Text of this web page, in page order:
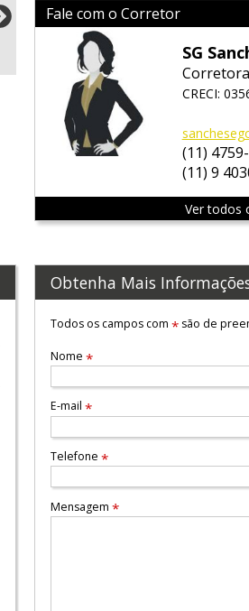
Fale com o Corretor
SG
CRECI:
(11)
(11) 9
Ver todos
Obtenha Mais
Todos os campos com* são de
Nome*
E-mail*
Telefone*
Mensagem*